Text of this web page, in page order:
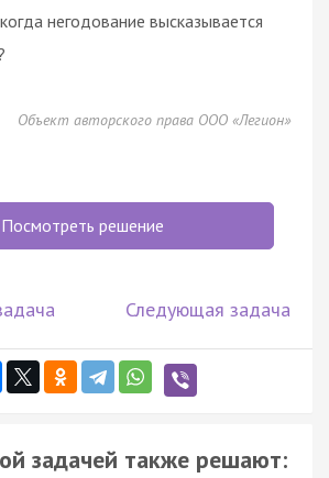
не­годование высказывается
Объект авторского права ООО «Легион»
Посмотреть решение
Следующая задача
задачей также решают: